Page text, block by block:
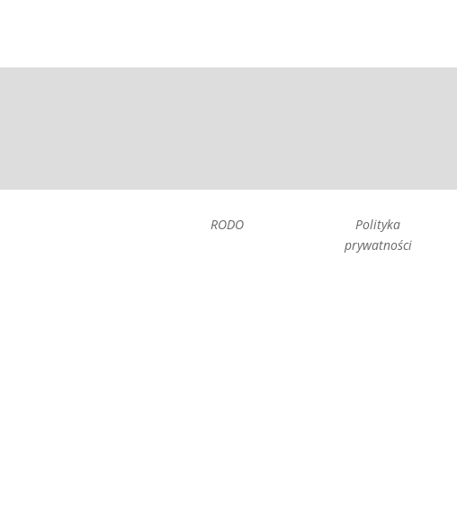
RODO
Polityka
prywatności